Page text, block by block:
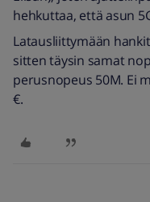
hehkuttaa, että asun
Latausliittymään
sitten täysin samat
perusnopeus 50M. Ei
€.